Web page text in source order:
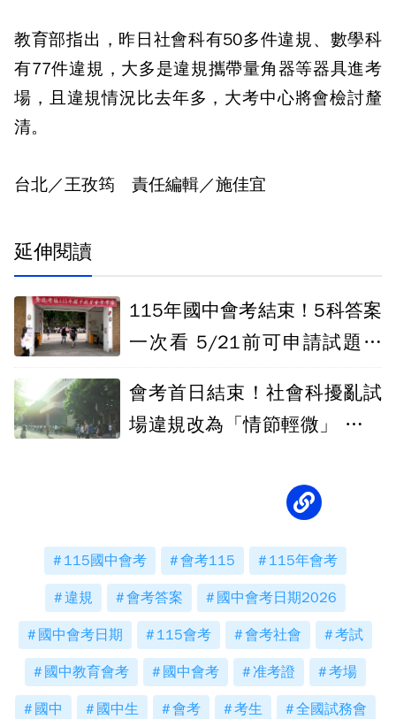
教育部指出，昨日社會科有50多件違規、數學科
有77件違規，大多是違規攜帶量角器等器具進考
場，且違規情況比去年多，大考中心將會檢討釐
清。
台北／王孜筠 責任編輯／施佳宜
延伸閱讀
115年國中會考結束！5科答案
一次看 5/21前可申請試題疑
會考首日結束！社會科擾亂試
場違規改為「情節輕微」 數學
115國中會考 會考115 115年會考
違規 會考答案 國中會考日期2026
國中會考日期 115會考 會考社會 考試
國中教育會考 國中會考 准考證 考場
國中 國中生 會考 考生 全國試務會